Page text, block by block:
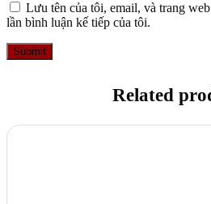
Lưu tên của tôi, email, và trang
lần bình luận kế tiếp của tôi.
Related